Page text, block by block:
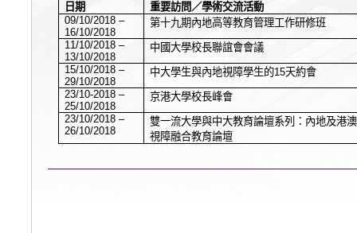
日期
重要訪問／學術交流活動
09/10/2018 –
16/10/2018
第十九期內地高等教育管理工作研修班
11/10/2018 –
13/10/2018
中國大學校長聯誼會會議
15/10/2018 –
29/10/2018
中大學生與內地視障學生的15天約會
23/10-2018 –
25/10/2018
京港大學校長峰會
23/10/2018 –
26/10/2018
雙一流大學與中大教育論壇系列：內地及港澳
視障融合教育論壇